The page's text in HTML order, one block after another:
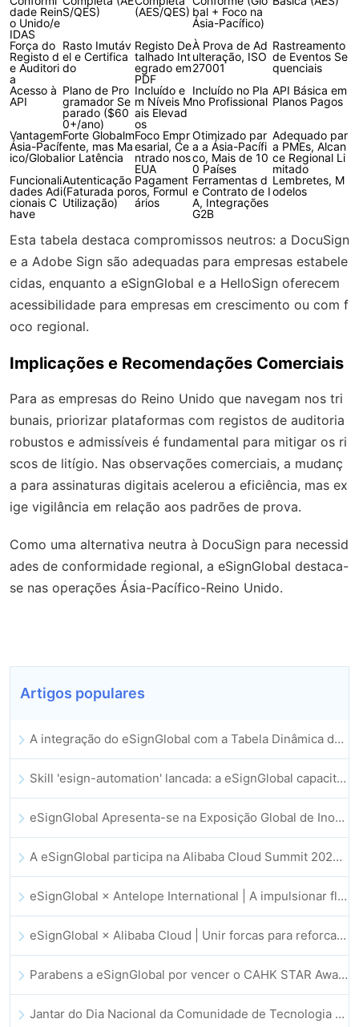
dade Rein
o Unido/e
IDAS
S/QES)
(AES/QES) bal + Foco na
Ásia-Pacífico)
Força do
Registo d
e Auditori
a
Rasto Imutáv
el e Certifica
do
Registo De
talhado Int
egrado em
PDF
À Prova de Ad
ulteração, ISO
27001
Rastreamento
de Eventos Se
quenciais
Acesso à
API
Plano de Pro
gramador Se
parado ($60
0+/ano)
Incluído e
m Níveis M
ais Elevad
os
Incluído no Pla
no Profissional
API Básica em
Planos Pagos
Vantagem
Ásia-Pacíf
ico/Global
Forte Globalm
ente, mas Ma
ior Latência
Foco Empr
esarial, Ce
ntrado nos
EUA
Otimizado par
a a Ásia-Pacífi
co, Mais de 10
0 Países
Adequado par
a PMEs, Alcan
ce Regional Li
mitado
Funcionali
dades Adi
cionais C
have
Autenticação
(Faturada por
Utilização)
Pagament
os, Formul
ários
Ferramentas d
e Contrato de I
A, Integrações
G2B
Lembretes, M
odelos
Esta tabela destaca compromissos neutros: a DocuSign
e a Adobe Sign são adequadas para empresas estabele
cidas, enquanto a eSignGlobal e a HelloSign oferecem
acessibilidade para empresas em crescimento ou com f
oco regional.
Implicações e Recomendações Comerciais
Para as empresas do Reino Unido que navegam nos tri
bunais, priorizar plataformas com registos de auditoria
robustos e admissíveis é fundamental para mitigar os ri
scos de litígio. Nas observações comerciais, a mudanç
a para assinaturas digitais acelerou a eficiência, mas ex
ige vigilância em relação aos padrões de prova.
Como uma alternativa neutra à DocuSign para necessid
ades de conformidade regional, a eSignGlobal destaca-
se nas operações Ásia-Pacífico-Reino Unido.
Artigos populares
A integração do eSignGlobal com a Tabela Dinâmica do Lark é oficialmente lançada: assinatura e arquivamento automatizados de contratos eletrónicos
Skill 'esign-automation' lancada: a eSignGlobal capacita a OpenClaw com assinaturas eletrónicas automatizadas
eSignGlobal Apresenta-se na Exposição Global de Inovação GIS 2025
A eSignGlobal participa na Alibaba Cloud Summit 2025 em Hong Kong, impulsionando a inovação na cloud orientada por IA e a confiança digital
eSignGlobal × Antelope International | A impulsionar fluxos de trabalho digitais seguros e orientados por IA
eSignGlobal × Alibaba Cloud | Unir forcas para reforcar a confianca digital global no setor fintech
Parabens a eSignGlobal por vencer o CAHK STAR Award 2025!
Jantar do Dia Nacional da Comunidade de Tecnologia e Inovacao de Hong Kong